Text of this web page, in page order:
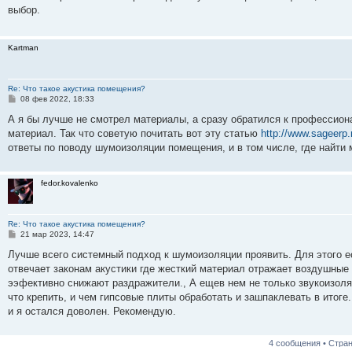
щ
и
е
выбор.
Kartman
Re: Что такое акустика помещения?
С
о
щ
е
е
08 фев 2022, 18:33
А я бы лучше не смотрел материалы, а сразу обратился к
материал. Так что советую почитать вот эту статью http://
ответы по поводу шумоизоляции помещения, и в том числе, где найти
fedor.kovalenko
Re: Что такое акустика помещения?
С
о
б
щ
е
и
е
21 мар 2023, 14:47
Лучше всего системный подход к шумоизоляции проявить. Для этого
отвечает законам акустики где жесткий материал отражает
ээфективно снижают раздражители., А ещев нем не только
что крепить, и чем гипсовые плиты обработать и зашпаклевать в
и я остался доволен. Рекомендую.
4 сообщения •